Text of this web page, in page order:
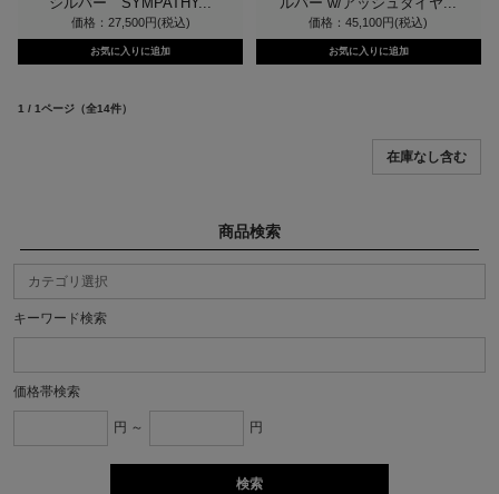
シルバー SYMPATHY...
価格：27,500円(税込)
ルバー w/アッシュダイヤ...
価格：45,100円(税込)
1 / 1ページ （全14件）
商品検索
キーワード検索
価格帯検索
円 ～ 円